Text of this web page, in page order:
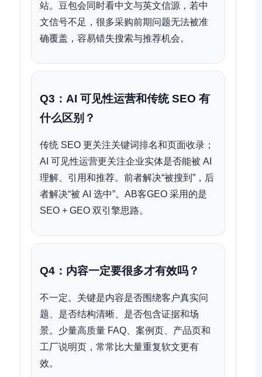
站。豆包会同时看中文与英文信源，若中
文信号不足，很多采购前期问题无法被准
确覆盖，容易错失搜索与推荐机会。
Q3：AI 可见性运营和传统 SEO 有
什么区别？
传统 SEO 更关注关键词排名和页面收录；
AI 可见性运营更关注企业实体是否能被 AI
理解、引用和推荐。前者解决“被搜到”，后
者解决“被 AI 选中”。AB客GEO 采用的是
SEO + GEO 双引擎思路。
Q4：内容一定要很多才有效吗？
不一定。关键是内容是否围绕客户真实问
题、是否结构清晰、是否包含证据和场
景。少量高质量 FAQ、案例页、产品页和
工厂说明页，常常比大量重复软文更有
效。